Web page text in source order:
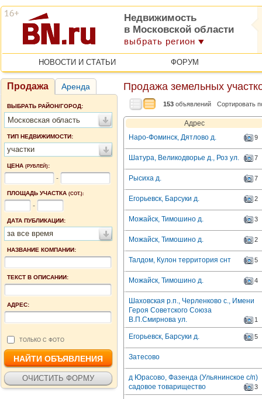
Недвижимость
в Московской области
выбрать регион
НОВОСТИ И СТАТЬИ ФОРУМ
Продажа Аренда
ВЫБРАТЬ РАЙОН/ГОРОД:
Московская область
ТИП НЕДВИЖИМОСТИ:
участки
ЦЕНА (РУБЛЕЙ):
-
ПЛОЩАДЬ УЧАСТКА (СОТ.):
-
ДАТА ПУБЛИКАЦИИ:
за все время
НАЗВАНИЕ КОМПАНИИ:
ТЕКСТ В ОПИСАНИИ:
АДРЕС:
ТОЛЬКО С ФОТО
Продажа земельных
153 объявлений Сортировать
Адрес
Наро-Фоминск, Дятлово д.
9
Шатура, Великодворье д., Роз ул. 7
Рысиха д. 7
Егорьевск, Барсуки д. 2
Можайск, Тимошино д. 3
Можайск, Тимошино д. 2
Талдом, Кулон территория снт 5
Можайск, Тимошино д. 4
Шаховская р.п., Черленково с., Имени
Героя Советского Союза
В.П.Смирнова ул.
1
Егорьевск, Барсуки д. 5
Затесово
д Юрасово, Фазенда (Ульянинское с/п)
садовое товарищество
3